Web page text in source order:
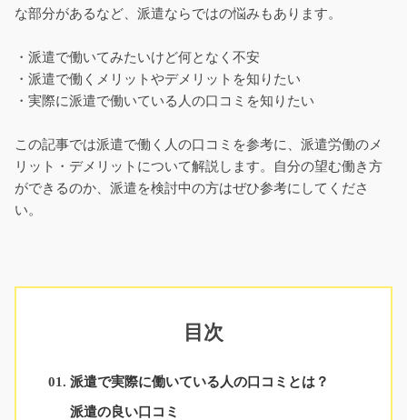
な部分があるなど、派遣ならではの悩みもあります。
・派遣で働いてみたいけど何となく不安
・派遣で働くメリットやデメリットを知りたい
・実際に派遣で働いている人の口コミを知りたい
この記事では派遣で働く人の口コミを参考に、派遣労働のメ
リット・デメリットについて解説します。自分の望む働き方
ができるのか、派遣を検討中の方はぜひ参考にしてくださ
い。
目次
派遣で実際に働いている人の口コミとは？
派遣の良い口コミ